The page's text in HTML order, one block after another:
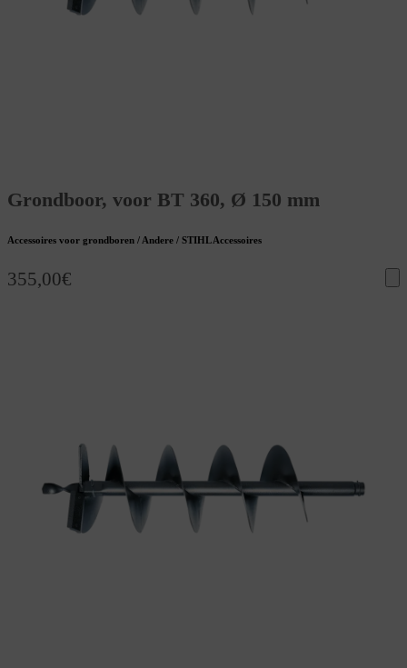
Grondboor, voor BT 360, Ø 150 mm
Accessoires voor grondboren / Andere / STIHL Accessoires
355,00€